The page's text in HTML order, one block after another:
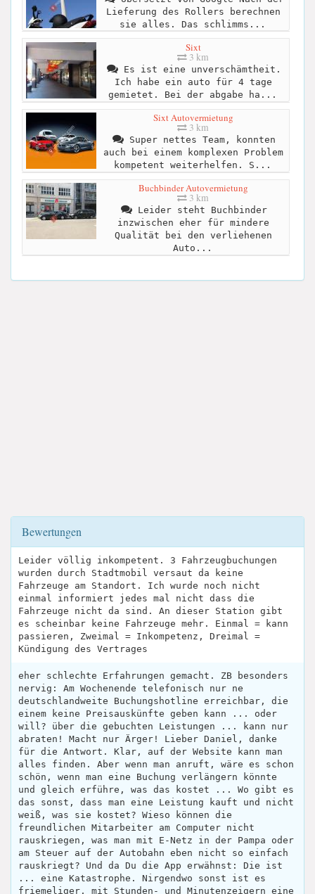
Lieferung des Rollers berechnen
sie alles. Das schlimms...
Sixt
3 km
Es ist eine unverschämtheit.
Ich habe ein auto für 4 tage
gemietet. Bei der abgabe ha...
Sixt Autovermietung
3 km
Super nettes Team, konnten
auch bei einem komplexen Problem
kompetent weiterhelfen. S...
Buchbinder Autovermietung
3 km
Leider steht Buchbinder
inzwischen eher für mindere
Qualität bei den verliehenen
Auto...
Bewertungen
Leider völlig inkompetent. 3 Fahrzeugbuchungen
wurden durch Stadtmobil versaut da keine
Fahrzeuge am Standort. Ich wurde noch nicht
einmal informiert jedes mal nicht dass die
Fahrzeuge nicht da sind. An dieser Station gibt
es scheinbar keine Fahrzeuge mehr. Einmal = kann
passieren, Zweimal = Inkompetenz, Dreimal =
Kündigung des Vertrages
eher schlechte Erfahrungen gemacht. ZB besonders
nervig: Am Wochenende telefonisch nur ne
deutschlandweite Buchungshotline erreichbar, die
einem keine Preisauskünfte geben kann ... oder
will? über die gebuchten Leistungen ... kann nur
abraten! Macht nur Ärger! Lieber Daniel, danke
für die Antwort. Klar, auf der Website kann man
alles finden. Aber wenn man anruft, wäre es schon
schön, wenn man eine Buchung verlängern könnte
und gleich erführe, was das kostet ... Wo gibt es
das sonst, dass man eine Leistung kauft und nicht
weiß, was sie kostet? Wieso können die
freundlichen Mitarbeiter am Computer nicht
rauskriegen, was man mit E-Netz in der Pampa oder
am Steuer auf der Autobahn eben nicht so einfach
rauskriegt? Und da Du die App erwähnst: Die ist
... eine Katastrophe. Nirgendwo sonst ist es
friemeliger, mit Stunden- und Minutenzeigern eine